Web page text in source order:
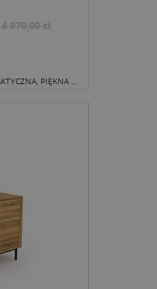
4 970,00 zł
TA NIEWIELKA KOMODA JEST PRAKTYCZNA, PIĘKNA I SPRAWDZI SIĘ W WIELU STYLACH ORAZ W WIELU POMIESZCZENIACH